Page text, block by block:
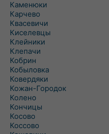
Каменюки
Карчево
Квасевичи
Киселевцы
Клейники
Клепачи
Кобрин
Кобыловка
Ковердяки
Кожан-Городок
Колено
Кончицы
Косово
Коссово